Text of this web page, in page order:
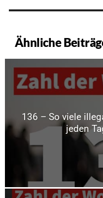
Ähnliche
136 – So viele
jeden